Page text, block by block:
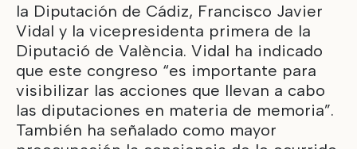
la Diputación de Cádiz, Francisco Javier
Vidal y la vicepresidenta primera de la
Diputació de València. Vidal ha indicado
que este congreso “es importante para
visibilizar las acciones que llevan a cabo
las diputaciones en materia de memoria”.
También ha señalado como mayor